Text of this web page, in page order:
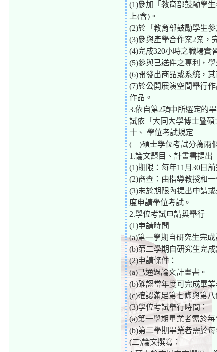
(1)參加「教育部鼓勵學
上(含)。
(2)於「教育部鼓勵學生
(3)參與產學合作案2案，
(4)完成320小時之職場實
(5)參與已送件之專利，
(6)開發出商品或系統，
(7)於公開展演空間舉行
作品。
3.依自第2項中所選定的
試依「大同大學博士暨
十、 學位考試規定
(一)碩士學位考試分為兩
1.論文題目、計畫書提出
(1)期限：每年11月30日
(2)審查：由指導教授和
(3)未於期限內提出申請
度申請學位考試。
2.學位考試申請與舉行
(1)申請時間
(a)第一學期自研究生完
(b)第二學期自研究生完
(2)申請條件：
(a)已通過論文計畫書。
(b)確認當年度可完成畢
(c)確認滿足第七條與第
(3)學位考試舉行時間：
(a)第一學期畢業者需於
(b)第二學期畢業者需於
(二)論文撰寫：